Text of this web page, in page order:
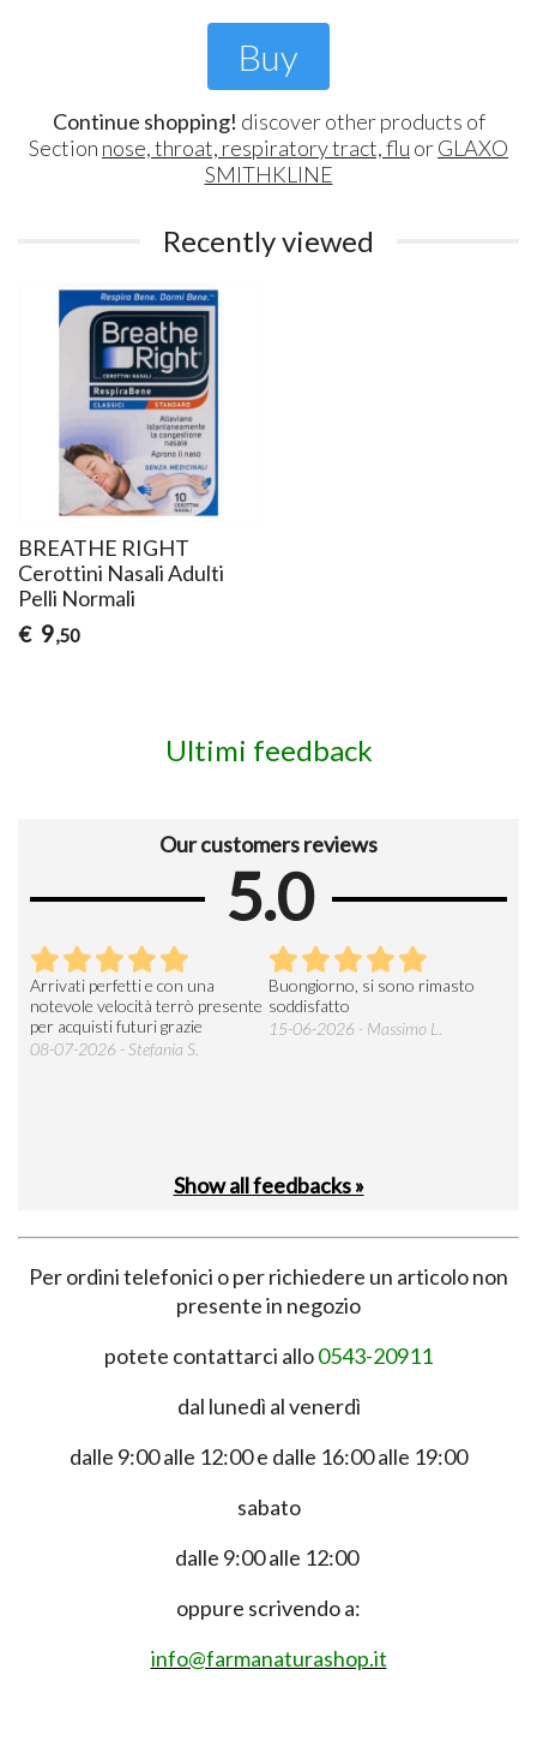
Buy
Continue shopping! discover other products of
Section nose, throat, respiratory tract, flu orGLAXO
SMITHKLINE
Recently viewed
BREATHE RIGHT
Cerottini Nasali Adulti
Pelli Normali
€ 9,50
Ultimi feedback
Our customers reviews
5.0
Arrivati perfetti e con una
notevole velocità terrò presente
per acquisti futuri grazie
08-07-2026 - Stefania S.
Buongiorno, si sono rimasto
soddisfatto
15-06-2026 - Massimo L.
Show all feedbacks »
Per ordini telefonici o per richiedere un articolo non
presente in negozio
potete contattarci allo0543-20911
dal lunedì al venerdì
dalle 9:00 alle 12:00 e dalle 16:00 alle 19:00
sabato
dalle 9:00 alle 12:00
oppure scrivendo a:
info@farmanaturashop.it